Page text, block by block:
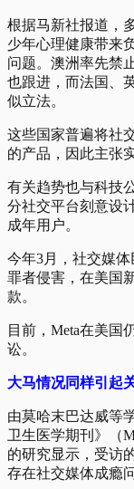
根据马新社报道，
少年心理健康带来
问题。澳洲率先禁
也跟进，而法国、
似立法。
这些国家普遍将社
的产品，因此主张
有关趋势也与科技
分社交平台刻意设
成年用户。
今年3月，社交媒
罪者侵害，在美国
款。
目前，Meta在美国
讼。
大马情况同样引起
由莫哈末巴达威等
卫生医学期刊》（
的研究显示，受访
存在社交媒体成瘾